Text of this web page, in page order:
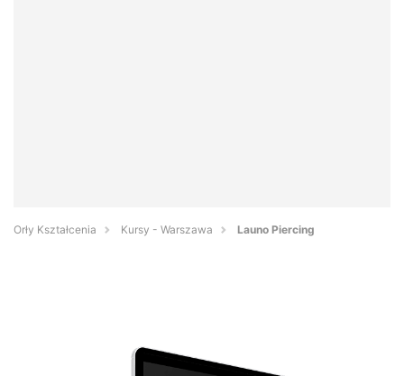
Orły Kształcenia Kursy - Warszawa Launo Piercing